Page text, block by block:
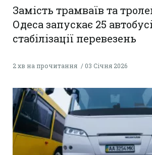
Замість трамваїв та
Одеса запускає 25
стабілізації перевезень
2 хв на прочитання 03 Січня 2026